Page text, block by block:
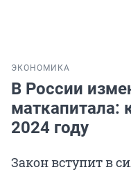
ЭКОНОМИКА
В России
маткапитала:
2024 году
Закон вступит в